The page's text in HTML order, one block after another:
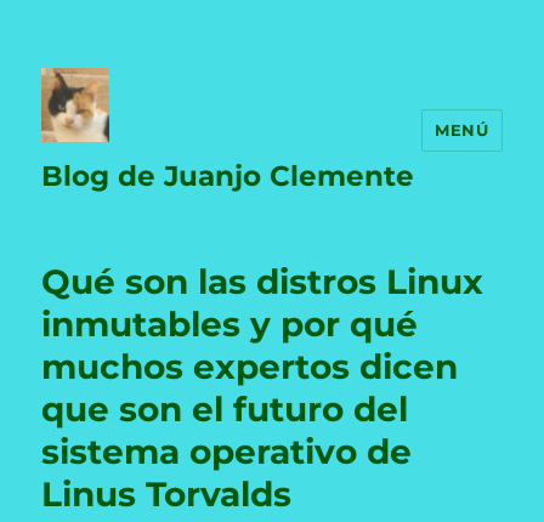
Blog de Juanjo Clemente
MENÚ
Qué son las distros Linux
inmutables y por qué
muchos expertos dicen
que son el futuro del
sistema operativo de
Linus Torvalds